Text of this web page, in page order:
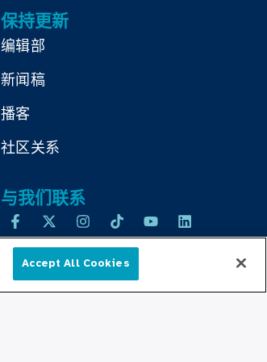
保持更新
编辑部
新闻稿
播客
社区关系
与我们联系
简体中文
Accept All Cookies